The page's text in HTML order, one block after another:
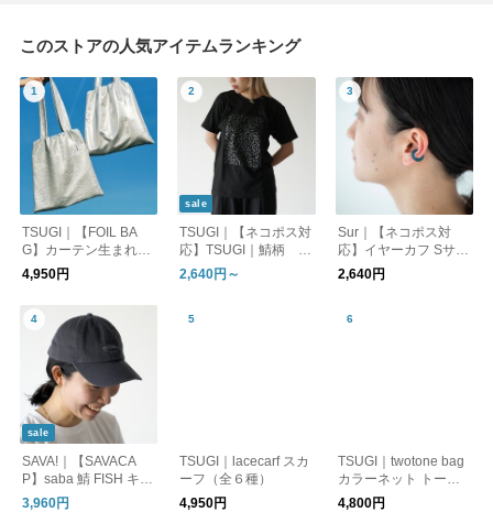
このストアの人気アイテムランキング
TSUGI｜【FOIL BA
G】カーテン生まれの
シルバー トートバッ
グ（SHIWA/FLAT）
4,950円
sale
TSUGI｜【ネコポス対
応】TSUGI｜鯖柄 T
シャツ 半袖シャツ
2,640円～
Sur｜【ネコポス対
応】イヤーカフ Sサイ
ズ（片売り）_SR-EC
01 オケージョン
2,640円
sale
SAVA!｜【SAVACA
P】saba 鯖 FISH キャ
ップ
3,960円
TSUGI｜lacecarf スカ
ーフ（全６種）
4,950円
TSUGI｜twotone bag
カラーネット トート
バッグ 3way（全5
色）
4,800円